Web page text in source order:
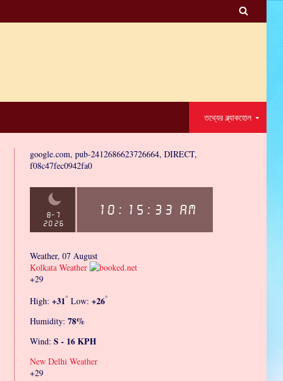

তথ্যের ব্ল্যাকহোল
google.com, pub-2412686623726664, DIRECT,
f08c47fec0942fa0
Weather, 07 August
Kolkata Weather
+29
High:+31° Low:+26°
Humidity:78%
Wind:S - 16 KPH
New Delhi Weather
+29